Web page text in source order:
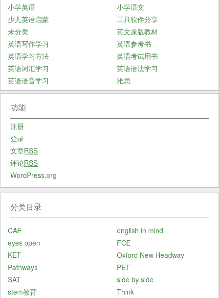
小学英语
小学语文
少儿英语启蒙
工具软件分享
未分类
英文原版教材
英语写作学习
英语参考书
英语学习方法
英语考试用书
英语词汇学习
英语语法学习
英语语音学习
雅思
功能
注册
登录
文章RSS
评论RSS
WordPress.org
分类目录
CAE
english in mind
eyes open
FCE
KET
Oxford New Headway
Pathways
PET
SAT
side by side
stem教育
Think